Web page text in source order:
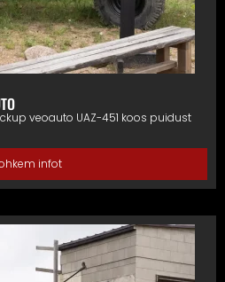
veoauto UAZ-451 koos puidust
infot